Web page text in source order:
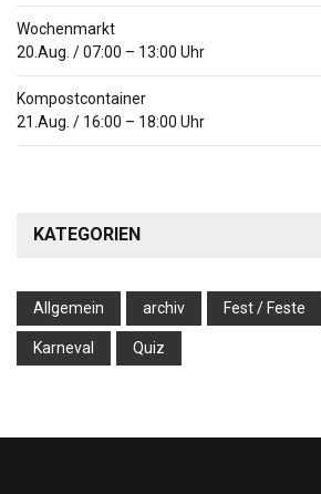
Wochenmarkt
20.Aug. /07:00 – 13:00 Uhr
Kompostcontainer
21.Aug. / 16:00 – 18:00 Uhr
KATEGORIEN
Allgemein archiv Fest / Feste
Karneval Quiz